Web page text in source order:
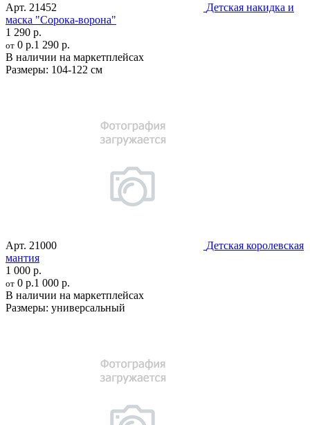
Арт. 21452
Детская накидка и
маска "Сорока-ворона"
1 290 р.
от 0 р.1 290 р.
В наличии на маркетплейсах
Размеры: 104-122 см
Арт. 21000
Детская королевская
мантия
1 000 р.
от 0 р.1 000 р.
В наличии на маркетплейсах
Размеры: универсальный